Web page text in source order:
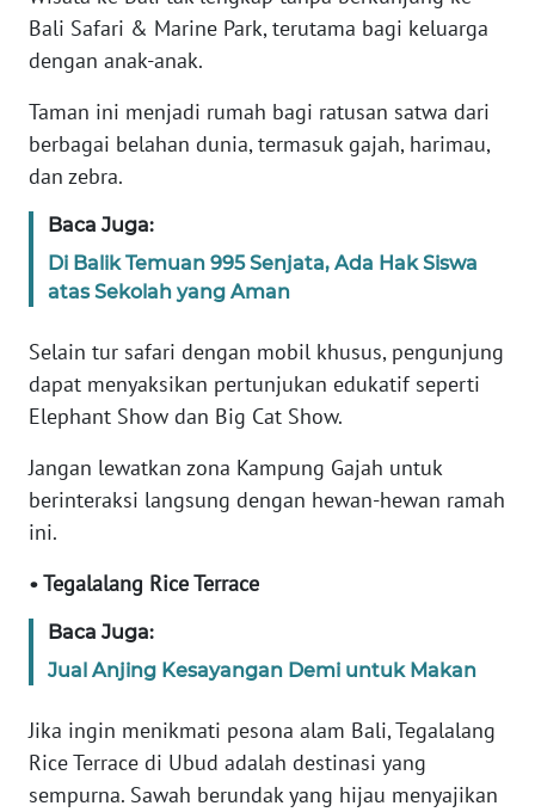
Bali Safari & Marine Park, terutama bagi keluarga
dengan anak-anak.
Taman ini menjadi rumah bagi ratusan satwa dari
berbagai belahan dunia, termasuk gajah, harimau,
dan zebra.
Baca Juga:
Di Balik Temuan 995 Senjata, Ada Hak Siswa
atas Sekolah yang Aman
Selain tur safari dengan mobil khusus, pengunjung
dapat menyaksikan pertunjukan edukatif seperti
Elephant Show dan Big Cat Show.
Jangan lewatkan zona Kampung Gajah untuk
berinteraksi langsung dengan hewan-hewan ramah
ini.
• Tegalalang Rice Terrace
Baca Juga:
Jual Anjing Kesayangan Demi untuk Makan
Jika ingin menikmati pesona alam Bali, Tegalalang
Rice Terrace di Ubud adalah destinasi yang
sempurna. Sawah berundak yang hijau menyajikan
REDAKSI
DISCLAIMER
Wahana
Regional
SUMUT
WN
JAKARTA
WN
WN
WN
WN